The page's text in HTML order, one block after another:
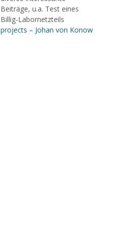
Beiträge, u.a. Test eines
Billig-Labornetzteils
projects – Johan von Konow